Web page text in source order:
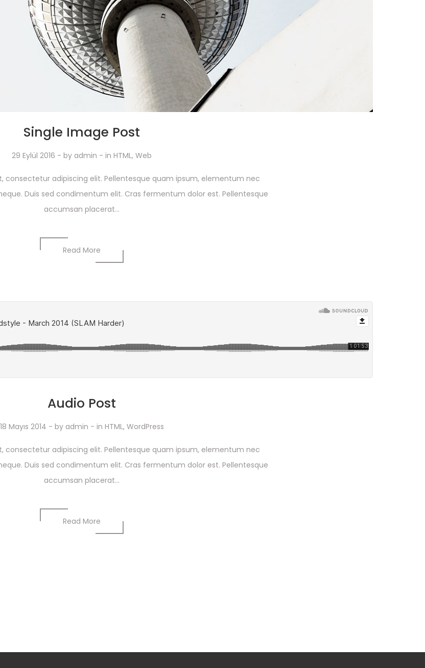
Single Image Post
29 Eylül 2016 - by admin - in HTML, Web
consectetur adipiscing elit. Pellentesque quam ipsum, elementum nec
Duis sed condimentum elit. Cras fermentum dolor est. Pellentesque
accumsan placerat...
Read More
Audio Post
18 Mayıs 2014 - by admin - in HTML, WordPress
consectetur adipiscing elit. Pellentesque quam ipsum, elementum nec
Duis sed condimentum elit. Cras fermentum dolor est. Pellentesque
accumsan placerat...
Read More